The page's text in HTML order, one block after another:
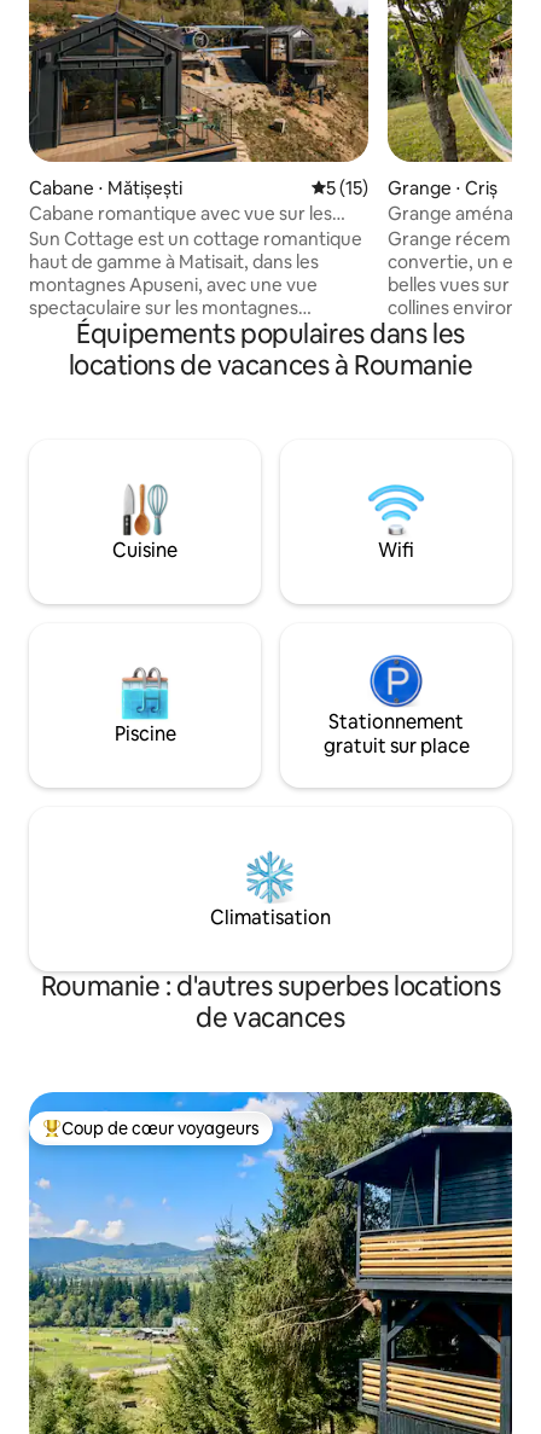
Cabane ⋅ Mătișești Évaluation moyenne sur la
5 (15)
Cabane romantique avec vue sur les
montagnes
Sun Cottage est un cottage romantique
haut de gamme à Matisait, dans les
montagnes Apuseni, avec une vue
spectaculaire sur les montagnes
directement depuis le lit. Les fenêtres
sur tous les côtés et les puits de lumière
créent une expérience unique, avec des
il y a un véritable avion, qui fait partie
d'un concept d'hébergement unique
dans les montagnes Apuseni.
Classification touristique : Certificat
l'Entrepreneuriat et du Tourisme.
Grange ⋅ Criș
Grange
cheminée ;
Grange
convertie, un
belles vues sur
collines
idéale pour 2 à 3
accueillir jusqu'à
double, un lit
soirée de
des étoiles au
extérieure avec
soleil est
vue imprenable !
Équipements populaires dans les
locations de vacances à Roumanie
Cuisine Wifi
Piscine
Stationnement
gratuit sur place
Climatisation
Roumanie : d'autres superbes locations
de vacances
Coups de cœur voyageurs les plus appréciés
Coup de cœur voyageurs